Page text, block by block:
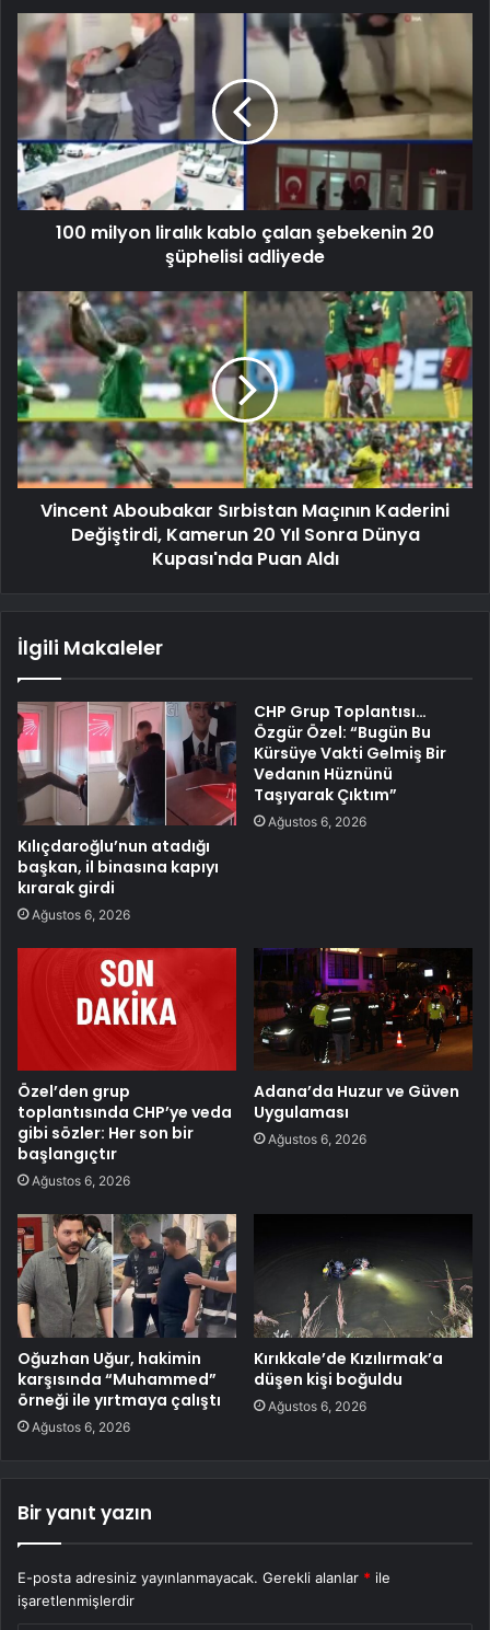
100 milyon liralık kablo çalan şebekenin 20
şüphelisi adliyede
Vincent Aboubakar Sırbistan Maçının Kaderini
Değiştirdi, Kamerun 20 Yıl Sonra Dünya
Kupası'nda Puan Aldı
İlgili Makaleler
Kılıçdaroğlu’nun atadığı
başkan, il binasına kapıyı
kırarak girdi
Ağustos 6, 2026
CHP Grup Toplantısı…
Özgür Özel: “Bugün Bu
Kürsüye Vakti Gelmiş Bir
Vedanın Hüznünü
Taşıyarak Çıktım”
Ağustos 6, 2026
Özel’den grup
toplantısında CHP’ye veda
gibi sözler: Her son bir
başlangıçtır
Ağustos 6, 2026
Adana’da Huzur ve Güven
Uygulaması
Ağustos 6, 2026
Oğuzhan Uğur, hakimin
karşısında “Muhammed”
örneği ile yırtmaya çalıştı
Ağustos 6, 2026
Kırıkkale’de Kızılırmak’a
düşen kişi boğuldu
Ağustos 6, 2026
Bir yanıt yazın
E-posta adresiniz yayınlanmayacak. Gerekli alanlar * ile
işaretlenmişlerdir